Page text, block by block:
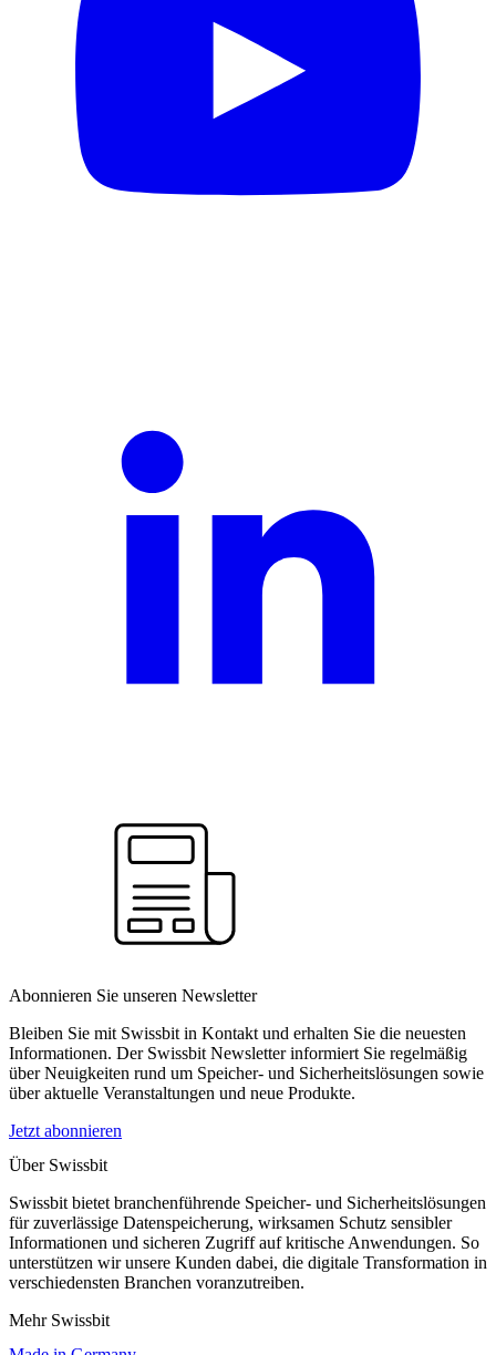
Abonnieren Sie unseren Newsletter
Bleiben Sie mit Swissbit in Kontakt und erhalten Sie die neuesten
Informationen. Der Swissbit Newsletter informiert Sie regelmäßig
über Neuigkeiten rund um Speicher- und Sicherheitslösungen sowie
über aktuelle Veranstaltungen und neue Produkte.
Jetzt abonnieren
Über Swissbit
Swissbit bietet branchenführende Speicher- und Sicherheitslösungen
für zuverlässige Datenspeicherung, wirksamen Schutz sensibler
Informationen und sicheren Zugriff auf kritische Anwendungen. So
unterstützen wir unsere Kunden dabei, die digitale Transformation in
verschiedensten Branchen voranzutreiben.
Mehr Swissbit